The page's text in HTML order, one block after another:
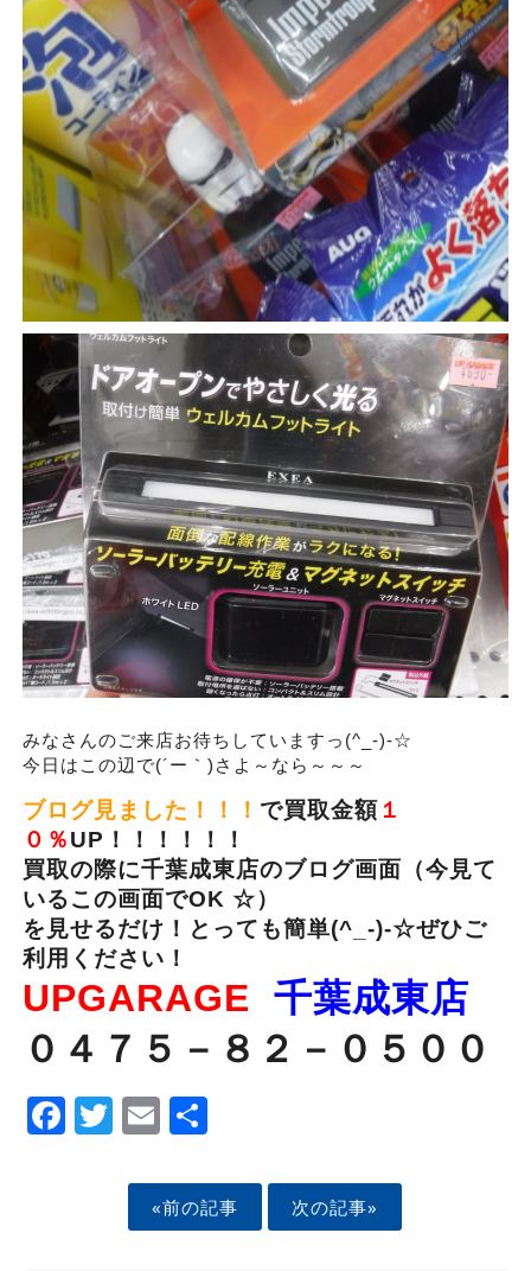
みなさんのご来店お待ちしていますっ(^_-)-☆
今日はこの辺で(´ー｀)さよ～なら～～～
ブログ見ました！！！ で買取金額１
０％UP！！！！！！
買取の際に千葉成東店のブログ画面（今見て
いるこの画面でOK ☆）
を見せるだけ！とっても簡単(^_-)-☆ぜひご
利用ください！
UPGARAGE 千葉成東店
０４７５－８２－０５００
Facebook
Twitter
EmailShare
«前の記事 次の記事»